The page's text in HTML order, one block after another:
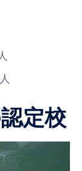
定校